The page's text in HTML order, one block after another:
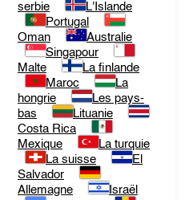
serbie
L'Islande
Portugal
Oman
Australie
Singapour
Malte
La finlande
Maroc
La
hongrie
Les pays-
bas
Lituanie
Costa Rica
Mexique
La turquie
La suisse
El
Salvador
Allemagne
Israël